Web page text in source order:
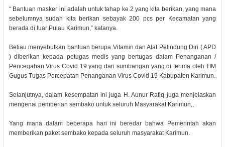
“ Bantuan masker ini adalah untuk tahap ke 2 yang kita berikan, yang mana
sebelumnya sudah kita berikan sebayak 200 pcs per Kecamatan yang
berada di luar Pulau Karimun,” katanya.
Beliau menyebutkan bantuan berupa Vitamin dan Alat Pelindung Diri ( APD
) diberikan kepada petugas medis yang bertugas dalam Penanganan /
Pencegahan Virus Covid 19 yang dari sumbangan yang di terima oleh TIM
Gugus Tugas Percepatan Penanganan Virus Covid 19 Kabupaten Karimun.
Selanjutnya, dalam kesempatan ini juga H. Aunur Rafiq juga menjelaskan
mengenai pemberian sembako untuk seluruh Masyarakat Karimun,,
Yang mana dalam beberapa hari ini beredar bahwa Pemerintah akan
memberikan paket sembako kepada seluruh masyarakat Karimun.